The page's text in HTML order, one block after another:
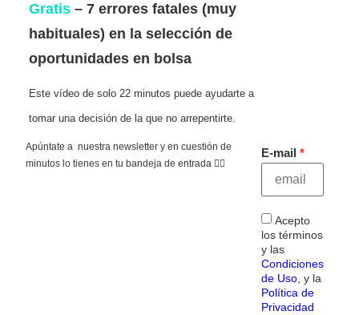
Gratis – 7 errores fatales (muy
habituales) en la selección de
oportunidades en bolsa
Este vídeo de solo 22 minutos puede ayudarte a
tomar una decisión de la que no arrepentirte.
Apúntate a nuestra newsletter y en cuestión de
minutos lo tienes en tu bandeja de entrada 👇🏻
E-mail
Acepto
los términos
y las
Condiciones
de Uso, y la
Política de
Privacidad